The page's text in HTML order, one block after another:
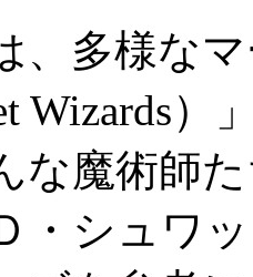
多様な
Wizards
な魔術師
・シュワ